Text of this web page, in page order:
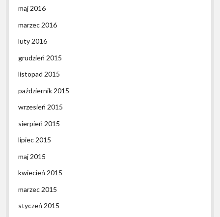
maj 2016
marzec 2016
luty 2016
grudzień 2015
listopad 2015
październik 2015
wrzesień 2015
sierpień 2015
lipiec 2015
maj 2015
kwiecień 2015
marzec 2015
styczeń 2015